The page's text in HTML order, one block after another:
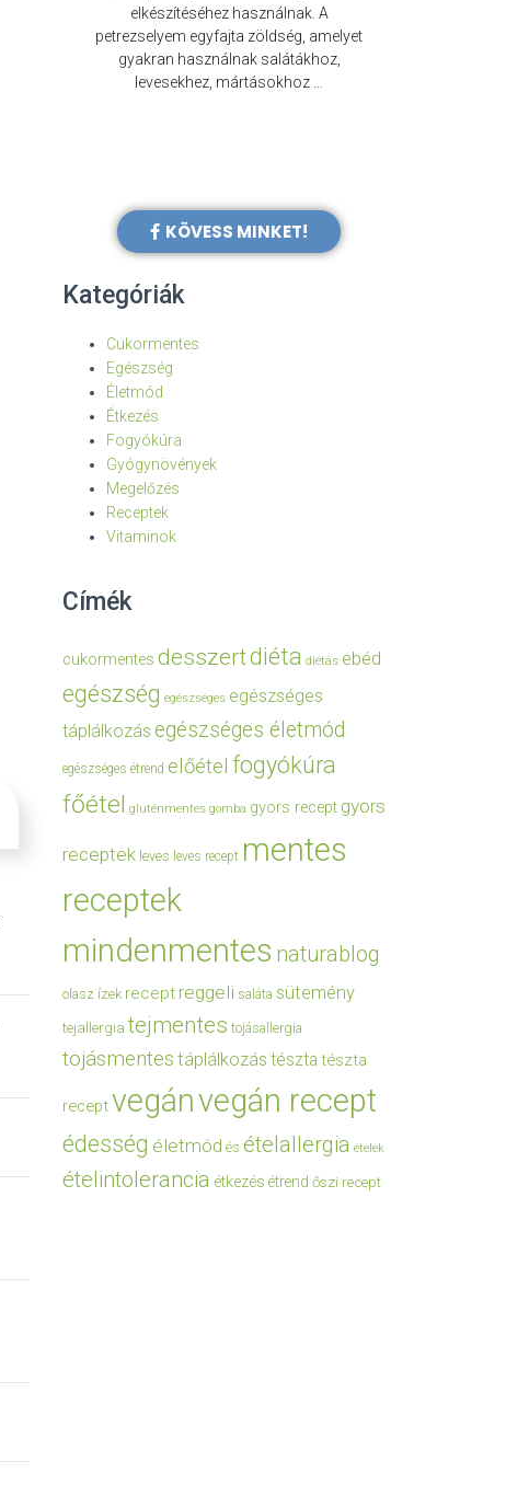
elkészítéséhez használnak. A
petrezselyem egyfajta zöldség, amelyet
gyakran használnak salátákhoz,
levesekhez, mártásokhoz …
KÖVESS MINKET!
Kategóriák
Cukormentes
Egészség
Életmód
Étkezés
Fogyókúra
Gyógynövények
Megelőzés
Receptek
Vitaminok
Címék
cukormentes desszertdiéta diétás ebéd
egészség egészséges egészséges
táplálkozás egészséges életmód
egészséges étrend előétel fogyókúra
főétel gluténmentes gomba gyors recept gyors
receptek leves leves recept mentes
receptek
mindenmentes naturablog
olasz ízek recept reggeli saláta sütemény
tejallergia tejmentes tojásallergia
tojásmentes táplálkozás tészta tészta
receptvegánvegán recept
édesség életmód és ételallergia ételek
ételintolerancia étkezés étrend őszi recept